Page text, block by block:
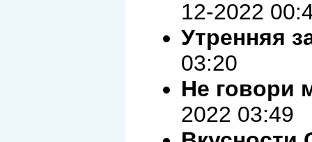
12-2022
Утренняя
03:20
Не говори
2022 03:49